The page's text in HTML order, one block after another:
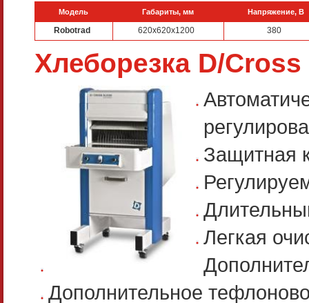
Модель Габариты, мм Напряжение, В
Robotrad 620x620x1200 380
Хлеборезка D/
Защитная
Легкая
Дополнительное